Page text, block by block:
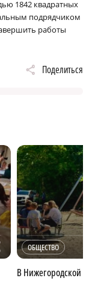
1842 квадратных
подрядчиком
работы
Поделиться
ОБЩЕСТВО
В Нижегородской